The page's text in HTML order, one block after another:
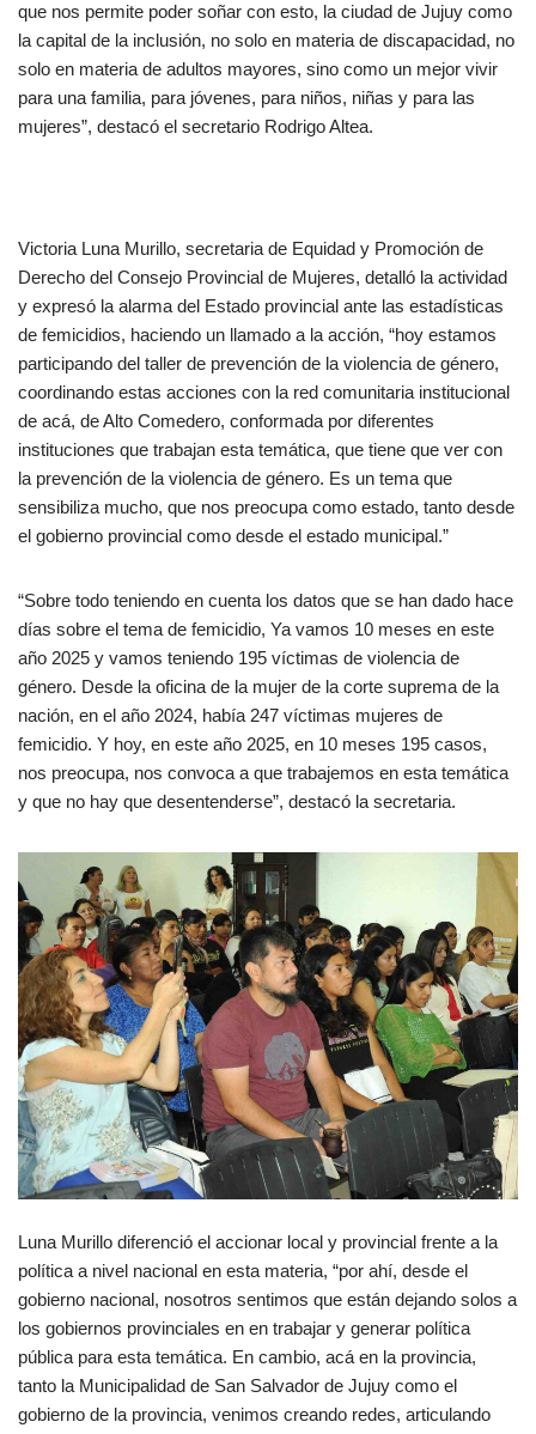
que nos permite poder soñar con esto, la ciudad de Jujuy como
la capital de la inclusión, no solo en materia de discapacidad, no
solo en materia de adultos mayores, sino como un mejor vivir
para una familia, para jóvenes, para niños, niñas y para las
mujeres”, destacó el secretario Rodrigo Altea.
Victoria Luna Murillo, secretaria de Equidad y Promoción de
Derecho del Consejo Provincial de Mujeres, detalló la actividad
y expresó la alarma del Estado provincial ante las estadísticas
de femicidios, haciendo un llamado a la acción, “hoy estamos
participando del taller de prevención de la violencia de género,
coordinando estas acciones con la red comunitaria institucional
de acá, de Alto Comedero, conformada por diferentes
instituciones que trabajan esta temática, que tiene que ver con
la prevención de la violencia de género. Es un tema que
sensibiliza mucho, que nos preocupa como estado, tanto desde
el gobierno provincial como desde el estado municipal.”
“Sobre todo teniendo en cuenta los datos que se han dado hace
días sobre el tema de femicidio, Ya vamos 10 meses en este
año 2025 y vamos teniendo 195 víctimas de violencia de
género. Desde la oficina de la mujer de la corte suprema de la
nación, en el año 2024, había 247 víctimas mujeres de
femicidio. Y hoy, en este año 2025, en 10 meses 195 casos,
nos preocupa, nos convoca a que trabajemos en esta temática
y que no hay que desentenderse”, destacó la secretaria.
Luna Murillo diferenció el accionar local y provincial frente a la
política a nivel nacional en esta materia, “por ahí, desde el
gobierno nacional, nosotros sentimos que están dejando solos a
los gobiernos provinciales en en trabajar y generar política
pública para esta temática. En cambio, acá en la provincia,
tanto la Municipalidad de San Salvador de Jujuy como el
gobierno de la provincia, venimos creando redes, articulando